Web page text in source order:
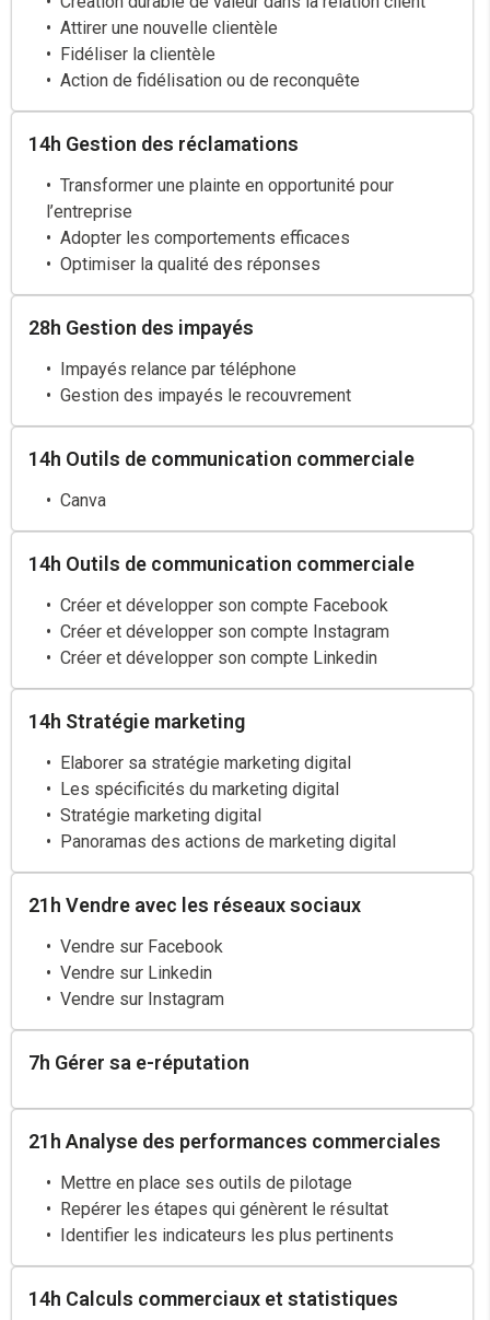
Attirer une nouvelle clientèle
Fidéliser la clientèle
Action de fidélisation ou de reconquête
14h Gestion des réclamations
Transformer une plainte en opportunité pour
l’entreprise
Adopter les comportements efficaces
Optimiser la qualité des réponses
28h Gestion des impayés
Impayés relance par téléphone
Gestion des impayés le recouvrement
14h Outils de communication commerciale
Canva
14h Outils de communication commerciale
Créer et développer son compte Facebook
Créer et développer son compte Instagram
Créer et développer son compte Linkedin
14h Stratégie marketing
Elaborer sa stratégie marketing digital
Les spécificités du marketing digital
Stratégie marketing digital
Panoramas des actions de marketing digital
21h Vendre avec les réseaux sociaux
Vendre sur Facebook
Vendre sur Linkedin
Vendre sur Instagram
7h Gérer sa e-réputation
21h Analyse des performances commerciales
Mettre en place ses outils de pilotage
Repérer les étapes qui génèrent le résultat
Identifier les indicateurs les plus pertinents
14h Calculs commerciaux et statistiques